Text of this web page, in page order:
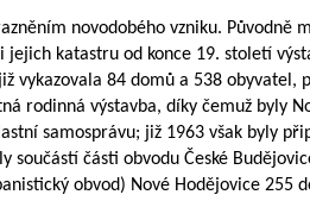
novodobého vzniku. Původně
katastru od konce 19. století
vykazovala 84 domů a 538 obyvatel,
rodinná výstavba, díky čemuž byly
samosprávu; již 1963 však byly
součástí části obvodu České
obvod) Nové Hodějovice 255